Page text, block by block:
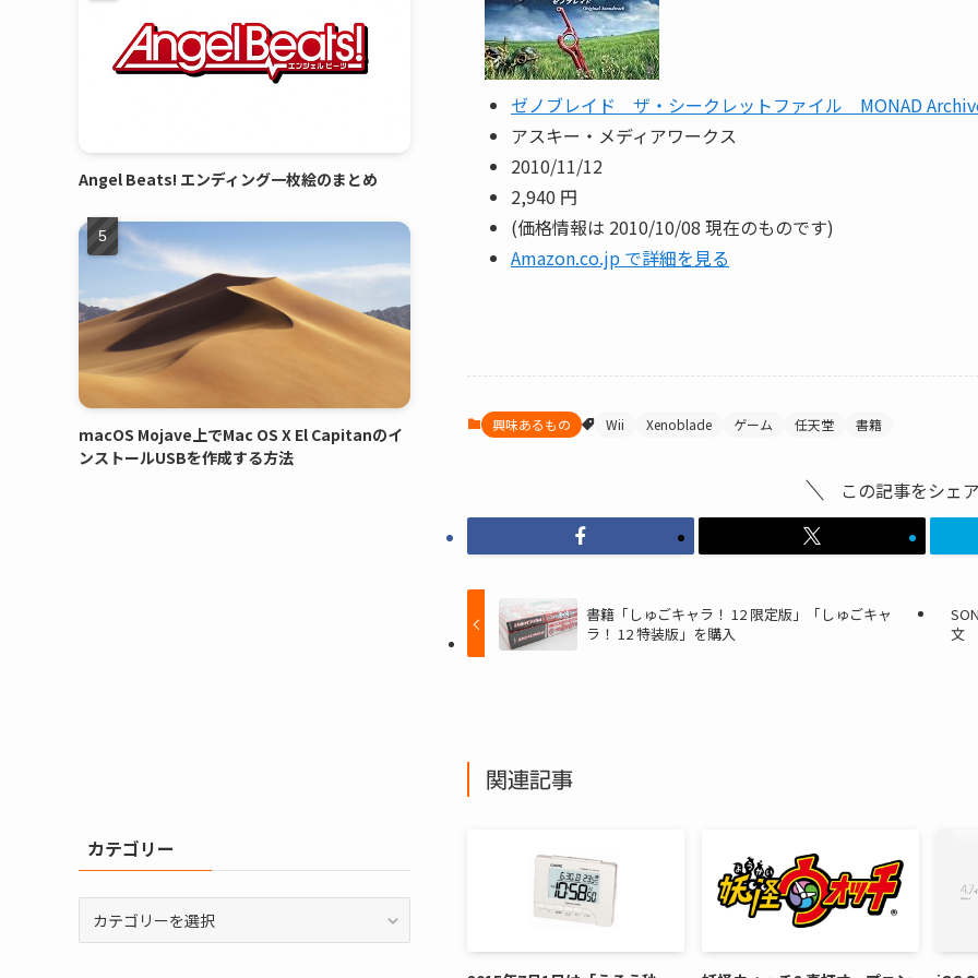
ゼノブレイド ザ・シークレットファイル MONAD
アスキー・メディアワークス
2010/11/12
2,940 円
(価格情報は 2010/10/08 現在のものです)
Amazon.co.jp で詳細を見る
興味あるもの Wii Xenoblade ゲーム 任天堂 書籍
この記事をシェ
書籍「しゅごキャラ！ 12 限定版」「しゅごキャ
ラ！ 12 特装版」を購入
文
関連記事
Angel Beats! エンディング一枚絵のまとめ
macOS Mojave上でMac OS X El Capitanのイ
ンストールUSBを作成する方法
カテゴリー